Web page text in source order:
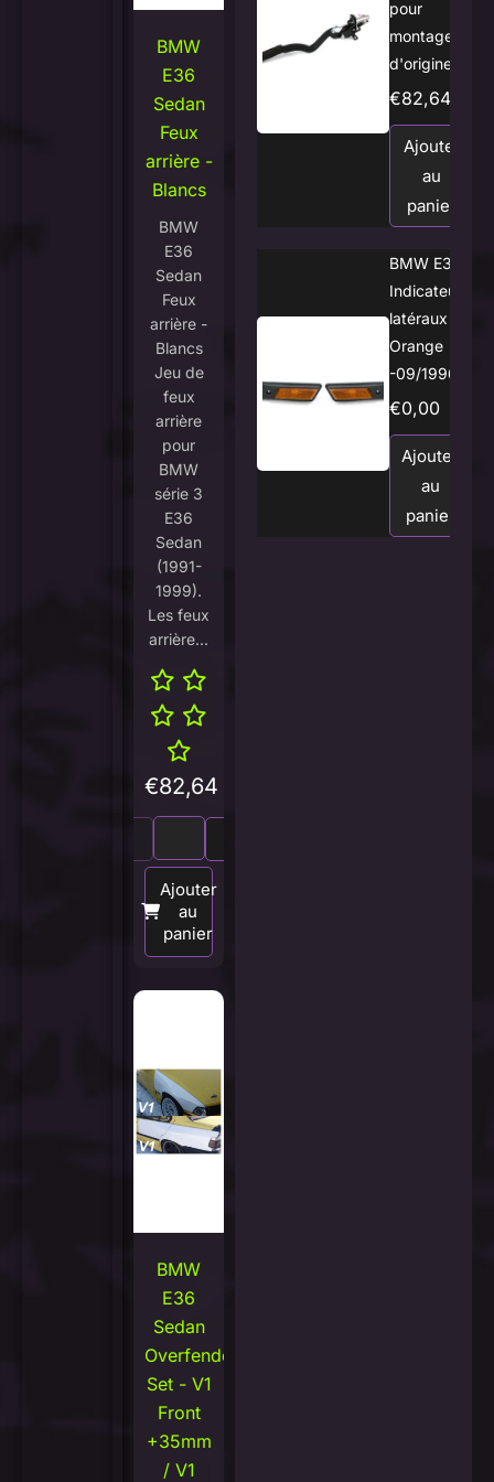
pour
montage
d'origine.
€82,64
Ajouter
au
panier
BMW E36
Indicateurs
latéraux
Orange
-09/1996
€0,00
Ajouter
au
panier
BMW
E36
Sedan
Feux
arrière -
Blancs
BMW
E36
Sedan
Feux
arrière -
Blancs
Jeu de
feux
arrière
pour
BMW
série 3
E36
Sedan
(1991-
1999).
Les feux
arrière...
€82,64
Ajouter
au
panier
BMW
E36
Sedan
Overfenders
Set - V1
Front
+35mm
/ V1